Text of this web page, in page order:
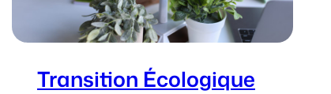
Transition Écologique